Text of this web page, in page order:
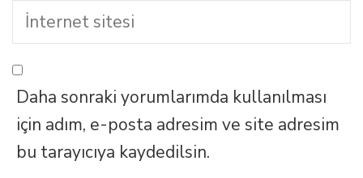
Daha sonraki yorumlarımda kullanılması
için adım, e-posta adresim ve site adresim
bu tarayıcıya kaydedilsin.